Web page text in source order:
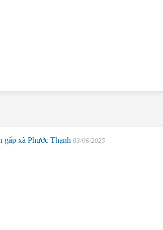
gấp xã Phước Thạnh03/06/2025